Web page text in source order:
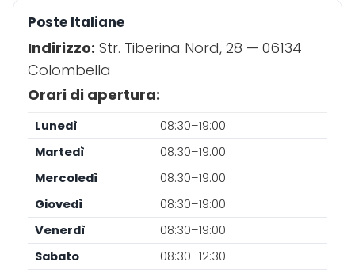
Poste Italiane
Indirizzo: Str. Tiberina Nord, 28 — 06134
Colombella
Orari di apertura:
Lunedì
08:30–19:00
Martedì
08:30–19:00
Mercoledì
08:30–19:00
Giovedì
08:30–19:00
Venerdì
08:30–19:00
Sabato
08:30–12:30